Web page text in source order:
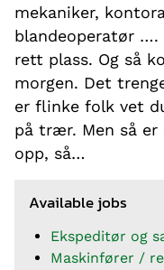
mekaniker,
blandeoperatør ….
rett plass. Og så
morgen. Det
er flinke folk vet
på trær. Men så
opp, så…
Available jobs
Ekspeditør og
Maskinfører /